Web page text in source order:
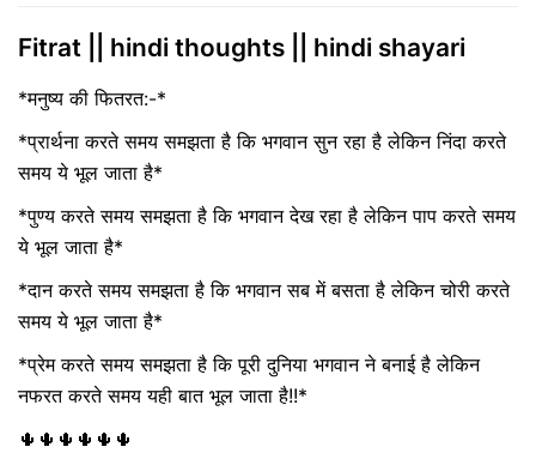
Fitrat || hindi thoughts || hindi shayari
*मनुष्य की फितरत:-*
*प्रार्थना करते समय समझता है कि भगवान सुन रहा है लेकिन निंदा करते
समय ये भूल जाता है*
*पुण्य करते समय समझता है कि भगवान देख रहा है लेकिन पाप करते समय
ये भूल जाता है*
*दान करते समय समझता है कि भगवान सब में बसता है लेकिन चोरी करते
समय ये भूल जाता है*
*प्रेम करते समय समझता है कि पूरी दुनिया भगवान ने बनाई है लेकिन
नफरत करते समय यही बात भूल जाता है!!*
🌵🌵🌵🌵🌵🌵